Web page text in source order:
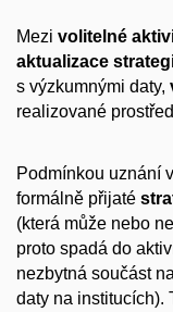
Mezi volitelné
aktualizace
s výzkumnými daty,
realizované
Podmínkou uznání
formálně přijaté
(která může nebo
proto spadá do
nezbytná součást
daty na institucích).